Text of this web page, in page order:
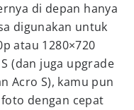
di depan hanya
digunakan untuk
atau 1280×720
(dan juga upgrade
Acro S), kamu pun
dengan cepat